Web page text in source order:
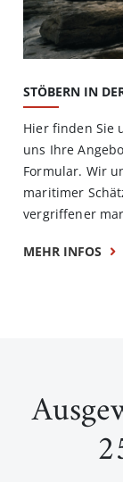
STÖBERN IN
Hier finden Sie
uns Ihre
Formular. Wir
maritimer
vergriffener
MEHR INFOS